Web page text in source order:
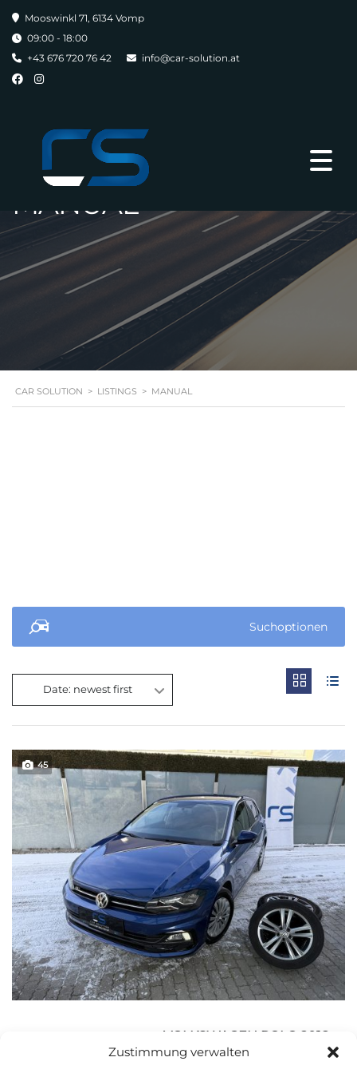
Zustimmung verwalten
Mooswinkl 71, 6134 Vomp
09:00 - 18:00
+43 676 720 76 42
info@car-solution.at
MANUAL
CAR SOLUTION > LISTINGS > MANUAL
Suchoptionen
Date: newest first
45
VOLKSWAGEN POLO 2018